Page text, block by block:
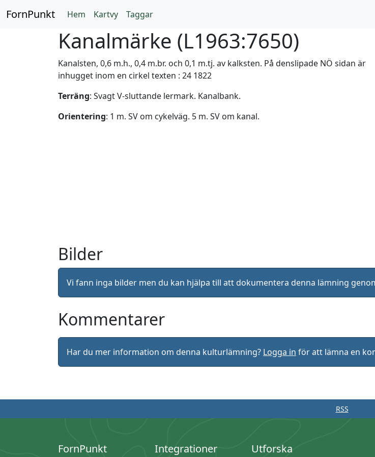
FornPunkt Hem Kartvy Taggar
Kanalmärke (L1963:7650)
Kanalsten, 0,6 m.h., 0,4 m.br. och 0,1 m.tj. av kalksten. På denslipade NÖ sidan är
inhugget inom en cirkel texten : 24 1822
Terräng: Svagt V-sluttande lermark. Kanalbank.
Orientering: 1 m. SV om cykelväg. 5 m. SV om kanal.
Bilder
Vi fann inga bilder men du kan hjälpa till att dokumentera denna lämning
Kommentarer
Har du mer information om denna kulturlämning? Logga in för att lämna en
RSS
FornPunkt Integrationer Utforska